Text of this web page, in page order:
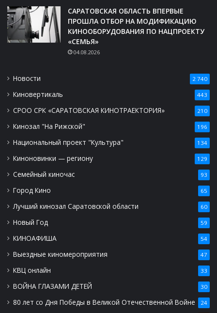
САРАТОВСКАЯ ОБЛАСТЬ ВПЕРВЫЕ
ПРОШЛА ОТБОР НА МОДИФИКАЦИЮ
КИНООБОРУДОВАНИЯ ПО НАЦПРОЕКТУ
«СЕМЬЯ»
04.08.2026
Новости 2 740
Киновертикаль 443
СРОО СРК «САРАТОВСКАЯ КИНОТРАЕКТОРИЯ» 210
Кинозал "На Рижской" 196
Национальный проект "Культура" 134
Киноновинки — региону 129
Семейный киночас 93
Город Кино 65
Лучший кинозал Саратовской области 60
Новый Год 59
КИНОАФИША 54
Выездные киномероприятия 47
КВЦ онлайн 33
ВОЙНА ГЛАЗАМИ ДЕТЕЙ 30
80 лет со Дня Победы в Великой Отечественной Войне 24